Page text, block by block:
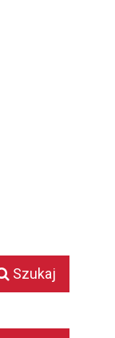
Szukaj